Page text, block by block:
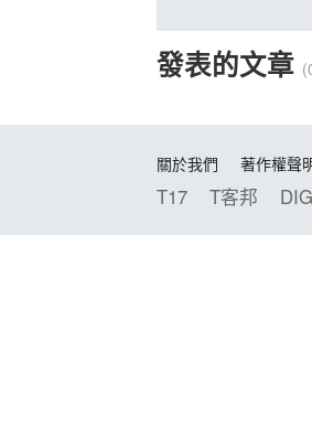
發表的文章
關於我們 著作權聲
T17 T客邦